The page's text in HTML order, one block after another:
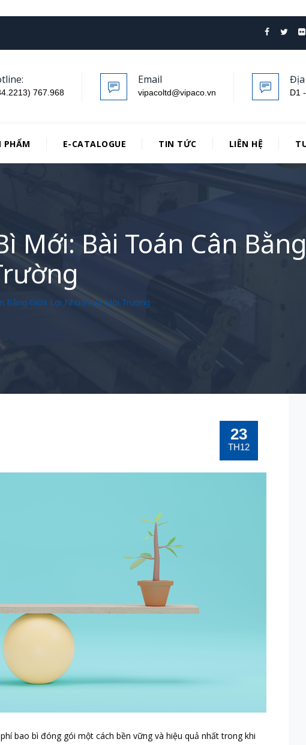
767.968
Email
vipacoltd@vipaco.vn
Địa
D1
PHẨM E-CATALOGUE TIN TỨC LIÊN HỆ
Mới: Bài Toán Cân
Bằng Giữa Lợi Nhuận Và Môi Trường
23
TH12
bao bì đóng gói một cách bền vững và hiệu quả nhất trong khi